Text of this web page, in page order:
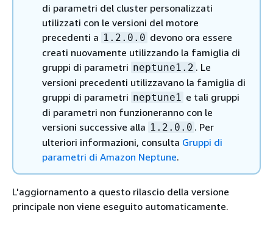
di parametri del cluster personalizzati
utilizzati con le versioni del motore
precedenti a 1.2.0.0 devono ora essere
creati nuovamente utilizzando la famiglia di
gruppi di parametri neptune1.2 . Le
versioni precedenti utilizzavano la famiglia di
gruppi di parametri neptune1 e tali gruppi
di parametri non funzioneranno con le
versioni successive alla 1.2.0.0 . Per
ulteriori informazioni, consulta Gruppi di
parametri di Amazon Neptune.
L'aggiornamento a questo rilascio della versione
principale non viene eseguito automaticamente.